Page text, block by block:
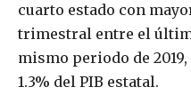
cuarto estado con
trimestral entre el
mismo periodo de
1.3% del PIB estatal.